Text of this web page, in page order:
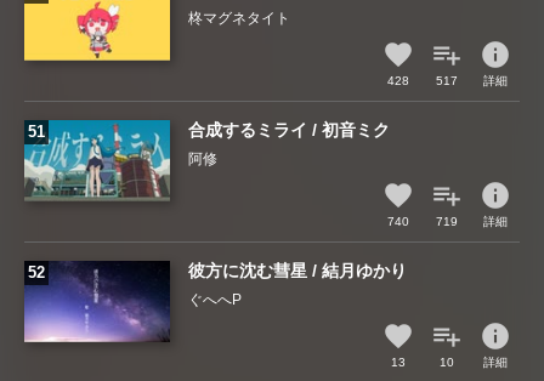
柊マグネタイト
428 517
info
詳細
合成するミライ / 初音ミク
阿修
740 719
info
詳細
彼方に沈む彗星 / 結月ゆかり
ぐへへP
13 10
info
詳細